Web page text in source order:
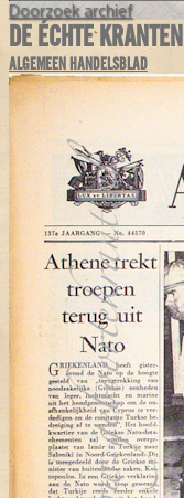
Doorzoek archief
DE ÉCHTE
ALGEMEEN HANDELSBLAD